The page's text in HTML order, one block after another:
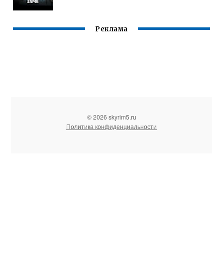
Реклама
© 2026 skyrim5.ru
Политика конфиденциальности